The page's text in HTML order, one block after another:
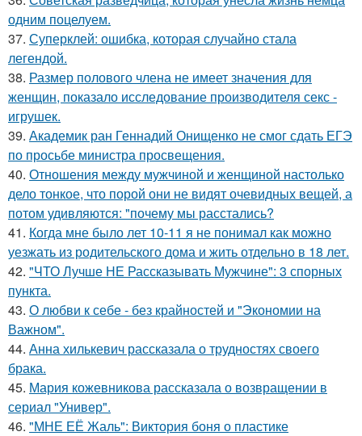
одним поцелуем.
37. Суперклей: ошибка, которая случайно стала
легендой.
38. Размер полового члена не имеет значения для
женщин, показало исследование производителя секс -
игрушек.
39. Академик ран Геннадий Онищенко не смог сдать ЕГЭ
по просьбе министра просвещения.
40. Отношения между мужчиной и женщиной настолько
дело тонкое, что порой они не видят очевидных вещей, а
потом удивляются: "почему мы расстались?
41. Когда мне было лет 10-11 я не понимал как можно
уезжать из родительского дома и жить отдельно в 18 лет.
42. "ЧТО Лучше НЕ Рассказывать Мужчине": 3 спорных
пункта.
43. О любви к себе - без крайностей и "Экономии на
Важном".
44. Анна хилькевич рассказала о трудностях своего
брака.
45. Мария кожевникова рассказала о возвращении в
сериал "Универ".
46. "МНЕ ЕЁ Жаль": Виктория боня о пластике